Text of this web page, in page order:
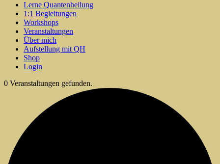
Lerne Quantenheilung
1:1 Begleitungen
Workshops
Veranstaltungen
Über mich
Aufstellung mit QH
Shop
Login
0 Veranstaltungen gefunden.